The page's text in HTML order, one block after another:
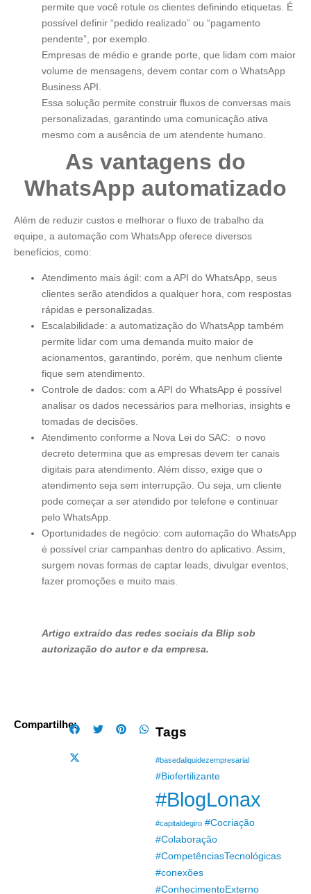
permite que você rotule os clientes definindo etiquetas. É
possível definir “pedido realizado” ou “pagamento
pendente”, por exemplo.
Empresas de médio e grande porte, que lidam com maior
volume de mensagens, devem contar com o WhatsApp
Business API.
Essa solução permite construir fluxos de conversas mais
personalizadas, garantindo uma comunicação ativa
mesmo com a ausência de um atendente humano.
As vantagens do
WhatsApp automatizado
Além de reduzir custos e melhorar o fluxo de trabalho da
equipe, a automação com WhatsApp oferece diversos
benefícios, como:
Atendimento mais ágil: com a API do WhatsApp, seus
clientes serão atendidos a qualquer hora, com respostas
rápidas e personalizadas.
Escalabilidade: a automatização do WhatsApp também
permite lidar com uma demanda muito maior de
acionamentos, garantindo, porém, que nenhum cliente
fique sem atendimento.
Controle de dados: com a API do WhatsApp é possível
analisar os dados necessários para melhorias, insights e
tomadas de decisões.
Atendimento conforme a Nova Lei do SAC: o novo
decreto determina que as empresas devem ter canais
digitais para atendimento. Além disso, exige que o
atendimento seja sem interrupção. Ou seja, um cliente
pode começar a ser atendido por telefone e continuar
pelo WhatsApp.
Oportunidades de negócio: com automação do WhatsApp
é possível criar campanhas dentro do aplicativo. Assim,
surgem novas formas de captar leads, divulgar eventos,
fazer promoções e muito mais.
Artigo extraído das redes sociais da Blip sob
autorização do autor e da empresa.
Compartilhe:
Tags
#basedaliquidezempresarial
#Biofertilizante
#BlogLonax
#capitaldegiro #Cocriação
#Colaboração
#CompetênciasTecnológicas
#conexões
#ConhecimentoExterno